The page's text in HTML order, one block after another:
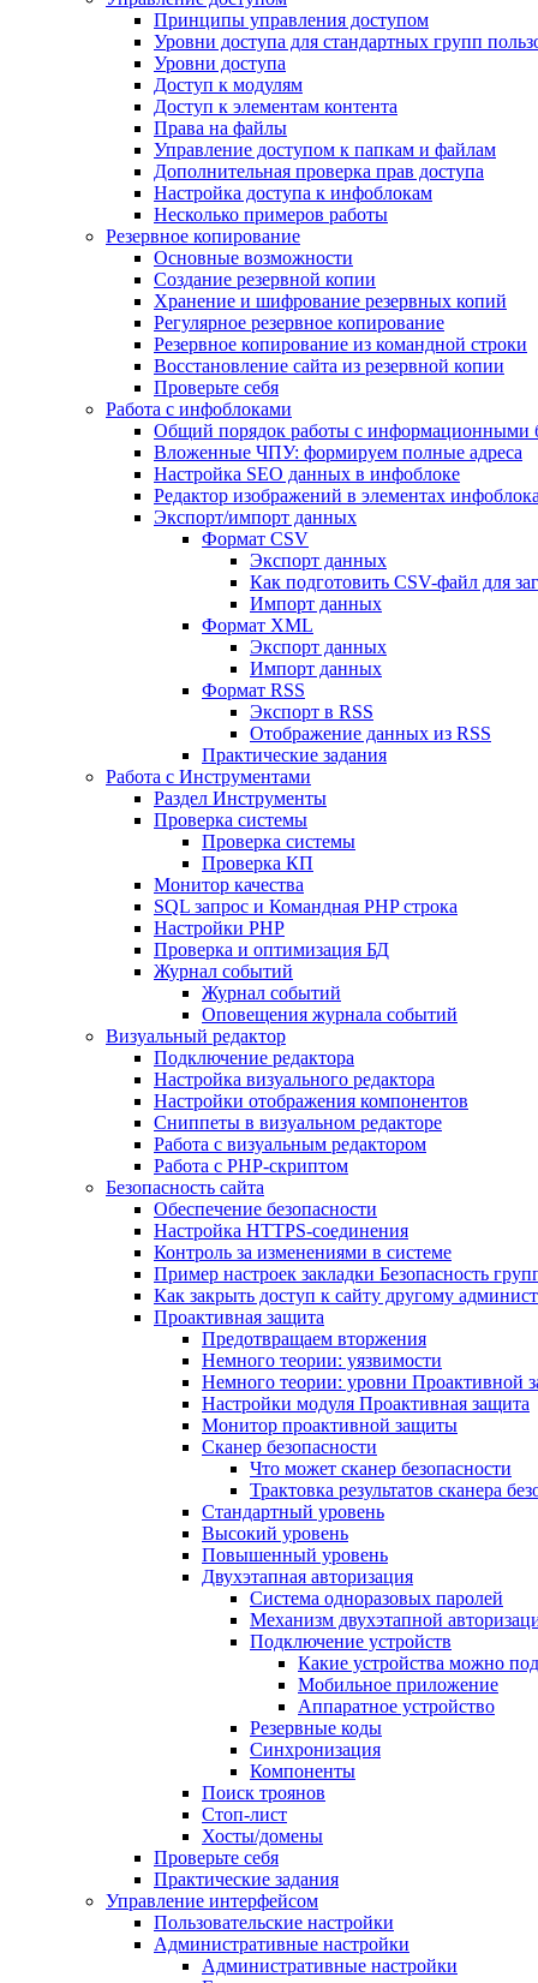
Принципы управления доступом
Уровни доступа для стандартных групп
Уровни доступа
Доступ к модулям
Доступ к элементам контента
Права на файлы
Управление доступом к папкам и файлам
Дополнительная проверка прав доступа
Настройка доступа к инфоблокам
Несколько примеров работы
Резервное копирование
Основные возможности
Создание резервной копии
Хранение и шифрование резервных копий
Регулярное резервное копирование
Резервное копирование из командной строки
Восстановление сайта из резервной копии
Проверьте себя
Работа с инфоблоками
Общий порядок работы с информационными
Вложенные ЧПУ: формируем полные адреса
Настройка SEO данных в инфоблоке
Редактор изображений в элементах инфоблока
Экспорт/импорт данных
Формат CSV
Экспорт данных
Как подготовить CSV-файл для
Импорт данных
Формат XML
Экспорт данных
Импорт данных
Формат RSS
Экспорт в RSS
Отображение данных из RSS
Практические задания
Работа с Инструментами
Раздел Инструменты
Проверка системы
Проверка системы
Проверка КП
Монитор качества
SQL запрос и Командная PHP строка
Настройки PHP
Проверка и оптимизация БД
Журнал событий
Журнал событий
Оповещения журнала событий
Визуальный редактор
Подключение редактора
Настройка визуального редактора
Настройки отображения компонентов
Сниппеты в визуальном редакторе
Работа с визуальным редактором
Работа с PHP-скриптом
Безопасность сайта
Обеспечение безопасности
Настройка HTTPS-соединения
Контроль за изменениями в системе
Пример настроек закладки Безопасность
Как закрыть доступ к сайту другому
Проактивная защита
Предотвращаем вторжения
Немного теории: уязвимости
Немного теории: уровни Проактивной
Настройки модуля Проактивная защита
Монитор проактивной защиты
Сканер безопасности
Что может сканер безопасности
Трактовка результатов сканера
Стандартный уровень
Высокий уровень
Повышенный уровень
Двухэтапная авторизация
Система одноразовых паролей
Механизм двухэтапной
Подключение устройств
Какие устройства можно
Мобильное приложение
Аппаратное устройство
Резервные коды
Синхронизация
Компоненты
Поиск троянов
Стоп-лист
Хосты/домены
Проверьте себя
Практические задания
Управление интерфейсом
Пользовательские настройки
Административные настройки
Административные настройки